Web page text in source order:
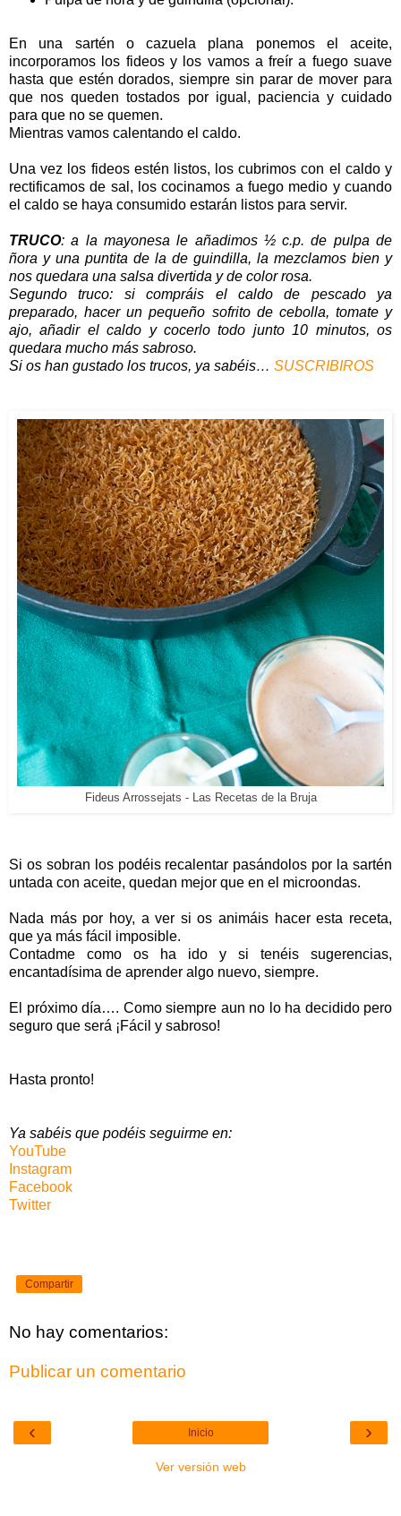
En una sartén o cazuela plana ponemos el aceite,
incorporamos los fideos y los vamos a freír a fuego suave
hasta que estén dorados, siempre sin parar de mover para
que nos queden tostados por igual, paciencia y cuidado
para que no se quemen.
Mientras vamos calentando el caldo.
Una vez los fideos estén listos, los cubrimos con el caldo y
rectificamos de sal, los cocinamos a fuego medio y cuando
el caldo se haya consumido estarán listos para servir.
TRUCO: a la mayonesa le añadimos ½ c.p. de pulpa de
ñora y una puntita de la de guindilla, la mezclamos bien y
nos quedara una salsa divertida y de color rosa.
Segundo truco: si compráis el caldo de pescado ya
preparado, hacer un pequeño sofrito de cebolla, tomate y
ajo, añadir el caldo y cocerlo todo junto 10 minutos, os
quedara mucho más sabroso.
Si os han gustado los trucos, ya sabéis… SUSCRIBIROS
Fideus Arrossejats - Las Recetas de la Bruja
Si os sobran los podéis recalentar pasándolos por la sartén
untada con aceite, quedan mejor que en el microondas.
Nada más por hoy, a ver si os animáis hacer esta receta,
que ya más fácil imposible.
Contadme como os ha ido y si tenéis sugerencias,
encantadísima de aprender algo nuevo, siempre.
El próximo día…. Como siempre aun no lo ha decidido pero
seguro que será ¡Fácil y sabroso!
Hasta pronto!
Ya sabéis que podéis seguirme en:
YouTube
Instagram
Facebook
Twitter
Compartir
No hay comentarios:
Publicar un comentario
‹ ›
Inicio
Ver versión web